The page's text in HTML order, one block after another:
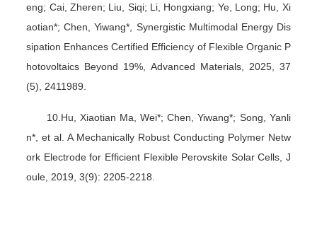
eng; Cai, Zheren; Liu, Siqi; Li, Hongxiang; Ye, Long; Hu, Xi
aotian*; Chen, Yiwang*, Synergistic Multimodal Energy Dis
sipation Enhances Certified Efficiency of Flexible Organic P
hotovoltaics Beyond 19%, Advanced Materials, 2025, 37
(5), 2411989.
10.Hu, Xiaotian Ma, Wei*; Chen, Yiwang*; Song, Yanli
n*, et al. A Mechanically Robust Conducting Polymer Netw
ork Electrode for Efficient Flexible Perovskite Solar Cells, J
oule, 2019, 3(9): 2205-2218.